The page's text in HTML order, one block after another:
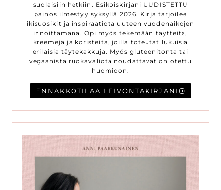
suolaisiin hetkiin. Esikoiskirjani UUDISTETTU
painos ilmestyy syksyllä 2026. Kirja tarjoilee
ikisuosikit ja inspiraatiota uuteen vuodenaikojen
innoittamana. Opi myös tekemään täytteitä,
kreemejä ja koristeita, joilla toteutat lukuisia
erilaisia täytekakkuja. Myös gluteenitonta tai
vegaanista ruokavaliota noudattavat on otettu
huomioon.
ENNAKKOTILAA LEIVONTAKIRJANI